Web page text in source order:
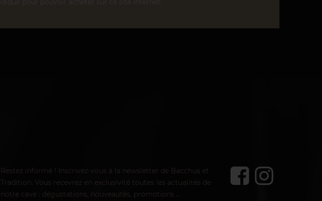
Restez informé ! Inscrivez-vous à la newsletter de Bacchus et
Tradition. Vous recevrez en exclusivité toutes les actualités de
notre cave : dégustations, nouveautés, promotions ...